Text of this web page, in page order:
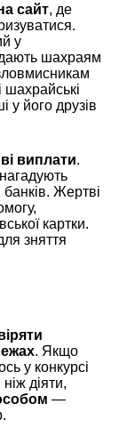
сайт, де
у
шахраям
шахрайські
у його друзів
виплати.
Жертві
картки.
зняття
. Якщо
у конкурсі
діяти,
—